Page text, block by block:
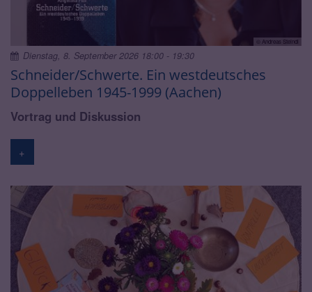
© Andreas Steindl
Schneider/Schwerte. Ein westdeutsches
Doppelleben 1945-1999 (Aachen)
Dienstag, 8. September 2026 18:00 - 19:30
Vortrag und Diskussion
+